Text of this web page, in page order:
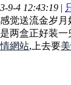
9-4 12:43:19 |
感觉送流金岁
两盒正好装
網站,上去要